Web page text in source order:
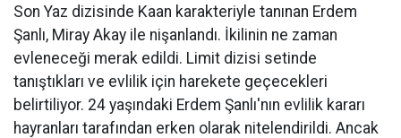
Son Yaz dizisinde Kaan karakteriyle tanınan Erdem
Şanlı, Miray Akay ile nişanlandı. İkilinin ne zaman
evleneceği merak edildi. Limit dizisi setinde
tanıştıkları ve evlilik için harekete geçecekleri
belirtiliyor. 24 yaşındaki Erdem Şanlı'nın evlilik kararı
hayranları tarafından erken olarak nitelendirildi. Ancak